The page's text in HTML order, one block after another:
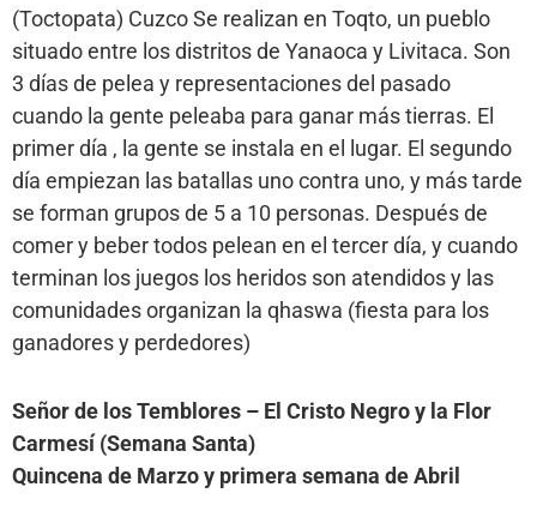
(Toctopata) Cuzco Se realizan en Toqto, un pueblo
situado entre los distritos de Yanaoca y Livitaca. Son
3 días de pelea y representaciones del pasado
cuando la gente peleaba para ganar más tierras. El
primer día , la gente se instala en el lugar. El segundo
día empiezan las batallas uno contra uno, y más tarde
se forman grupos de 5 a 10 personas. Después de
comer y beber todos pelean en el tercer día, y cuando
terminan los juegos los heridos son atendidos y las
comunidades organizan la qhaswa (fiesta para los
ganadores y perdedores)
Señor de los Temblores – El Cristo Negro y la Flor
Carmesí (Semana Santa)
Quincena de Marzo y primera semana de Abril